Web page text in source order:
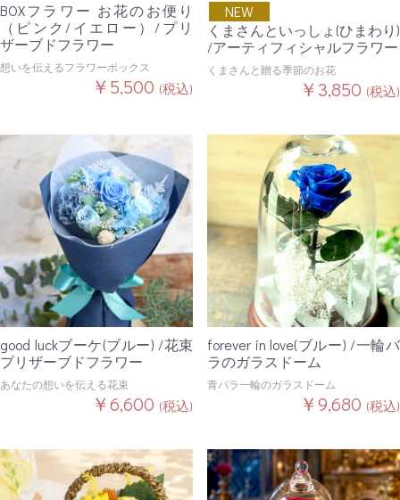
BOXフラワー お花のお便り
（ピンク/イエロー）/プリ
ザーブドフラワー
想いを伝えるフラワーボックス
￥5,500 (税込)
NEW
くまさんといっしょ(ひまわり)
/アーティフィシャルフラワー
くまさんと贈る季節のお花
￥3,850 (税込)
good luckブーケ(ブルー) /花束
プリザーブドフラワー
あなたの想いを伝える花束
￥6,600 (税込)
forever in love(ブルー) /一輪バ
ラのガラスドーム
青バラ一輪のガラスドーム
￥9,680 (税込)